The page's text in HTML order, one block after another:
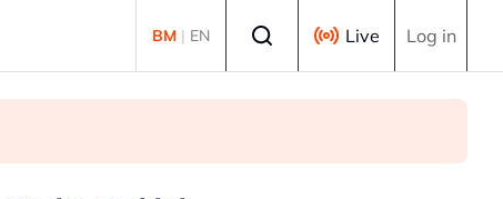
BM | EN Live Log in